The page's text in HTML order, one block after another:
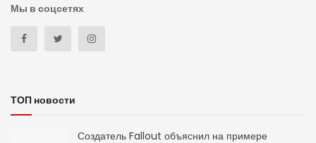
Мы в соцсетях
ТОП новости
Создатель Fallout объяснил на примере